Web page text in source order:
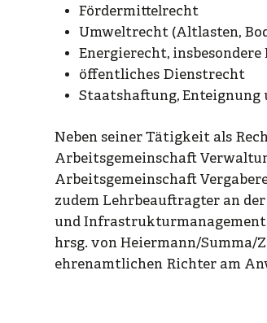
Fördermittelrecht
Umweltrecht (Altlasten,
Energierecht, insbesondere
öffentliches Dienstrecht
Staatshaftung, Enteignung
Neben seiner Tätigkeit als
Arbeitsgemeinschaft
Arbeitsgemeinschaft
zudem Lehrbeauftragter an der
und
hrsg. von Heiermann/Summa/
ehrenamtlichen Richter am